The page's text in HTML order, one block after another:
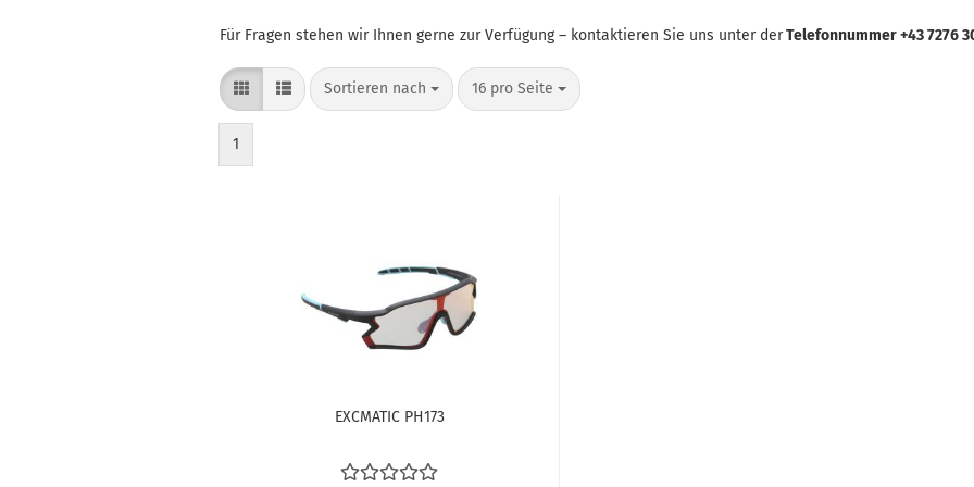
Für Fragen stehen wir Ihnen gerne zur Verfügung – kontaktieren Sie uns unter derTelefonnummer +43 7276
Sortieren nach
Sortieren nach 16 pro Seite
pro Seite
1
EXCMATIC PH173